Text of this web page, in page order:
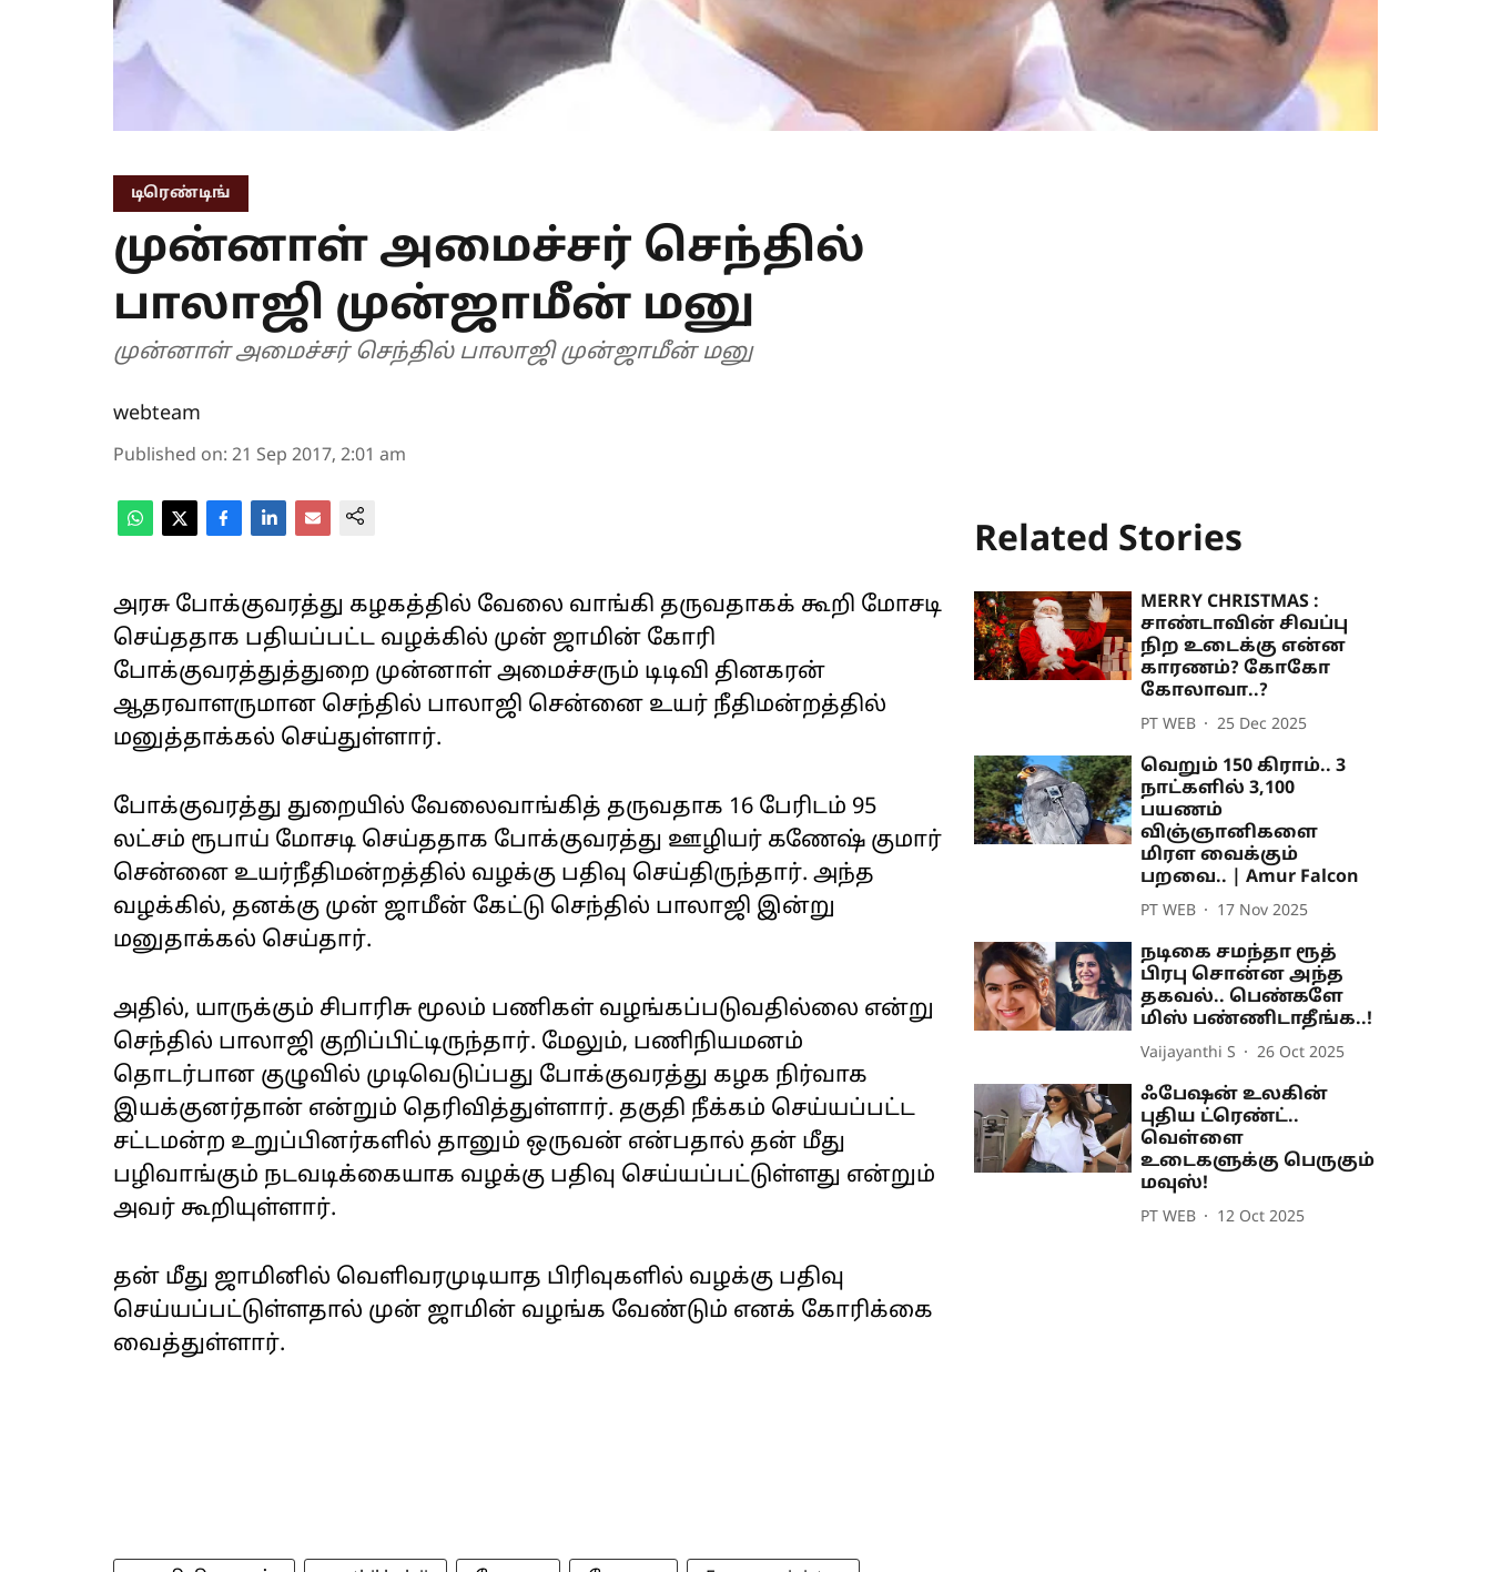
டிரெண்டிங்
முன்னாள் அமைச்சர் செந்தில்
பாலாஜி முன்ஜாமீன் மனு
முன்னாள் அமைச்சர் செந்தில் பாலாஜி முன்ஜாமீன் மனு
webteam
Published on: 21 Sep 2017, 2:01 am
அரசு போக்குவரத்து கழகத்தில் வேலை வாங்கி தருவதாகக் கூறி மோசடி
செய்ததாக பதியப்பட்ட வழக்கில் முன் ஜாமின் கோரி
போக்குவரத்துத்துறை முன்னாள் அமைச்சரும் டிடிவி தினகரன்
ஆதரவாளருமான செந்தில் பாலாஜி சென்னை உயர் நீதிமன்றத்தில்
மனுத்தாக்கல் செய்துள்ளார்.
போக்குவரத்து துறையில் வேலைவாங்கித் தருவதாக 16 பேரிடம் 95
லட்சம் ரூபாய் மோசடி செய்ததாக போக்குவரத்து ஊழியர் கணேஷ்‌ குமார்
சென்னை உயர்நீதிமன்றத்தில் வழக்கு பதிவு செய்திருந்தார். அந்த
வழக்கில், தனக்கு முன் ஜாமீன் கேட்டு செந்தில் பாலாஜி இன்று
மனுதாக்கல் செய்தார்.
‌அதில்,‌ யாருக்கும் சிபாரிசு மூ‌லம் பணிகள் வழங்கப்படுவதில்லை என்று
செந்தில் பாலாஜி குறிப்பிட்டிருந்தார். மேலும், பணிநியமனம்
தொடர்பான குழுவில் முடிவெடுப்பது போக்குவரத்து கழக நிர்வாக
இயக்குனர்தான் என்றும் தெரிவித்துள்ளார். தகுதி நீக்கம் செய்யப்பட்ட
சட்டமன்ற உறுப்பினர்களில் தானும் ஒருவன் என்பதால் தன் மீது
பழிவாங்கும் நடவடிக்கையாக வழக்கு பதிவு செய்யப்பட்டுள்ளது என்றும்
அவர் கூறியுள்ளார்.
தன் மீது ஜாமினில் வெளிவரமுடியாத பிரிவுகளில் வழக்கு பதிவு
செய்யப்பட்டுள்ளதால் முன்‌ ஜாமின் வழங்க வேண்டும் எனக் கோரிக்கை
வைத்துள்ளார்.
Related Stories
MERRY CHRISTMAS :
சாண்டாவின் சிவப்பு
நிற உடைக்கு என்ன
காரணம்? கோகோ
கோலாவா..?
PT WEB 25 Dec 2025
வெறும் 150 கிராம்.. 3
நாட்களில் 3,100
பயணம்
விஞ்ஞானிகளை
மிரள வைக்கும்
பறவை.. | Amur Falcon
PT WEB 17 Nov 2025
நடிகை சமந்தா ரூத்
பிரபு சொன்ன அந்த
தகவல்.. பெண்களே
மிஸ் பண்ணிடாதீங்க..!
Vaijayanthi S 26 Oct 2025
ஃபேஷன் உலகின்
புதிய ட்ரெண்ட்..
வெள்ளை
உடைகளுக்கு பெருகும்
மவுஸ்!
PT WEB 12 Oct 2025